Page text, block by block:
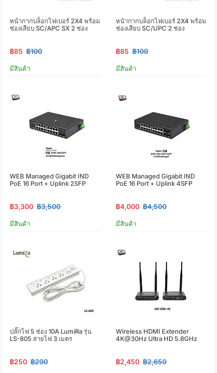
หน้ากากบล็อกไฟเบอร์ 2X4 พร้อม
ช่องเสียบ SC/APC SX 2 ช่อง
฿85 ฿100
มีสินค้า
หน้ากากบล็อกไฟเบอร์ 2X4 พร้อม
ช่องเสียบ SC/UPC 2 ช่อง
฿85 ฿100
มีสินค้า
WEB Managed Gigabit IND
PoE 16 Port + Uplink 2SFP
฿3,300 ฿3,500
มีสินค้า
WEB Managed Gigabit IND
PoE 16 Port + Uplink 4SFP
฿4,000 ฿4,500
มีสินค้า
ปลั๊กไฟ 5 ช่อง 10A LumiRa รุ่น
LS-805 สายไฟ 3 เมตร
฿250 ฿290
Wireless HDMI Extender
4K@30Hz Ultra HD 5.8GHz
฿2,450 ฿2,650